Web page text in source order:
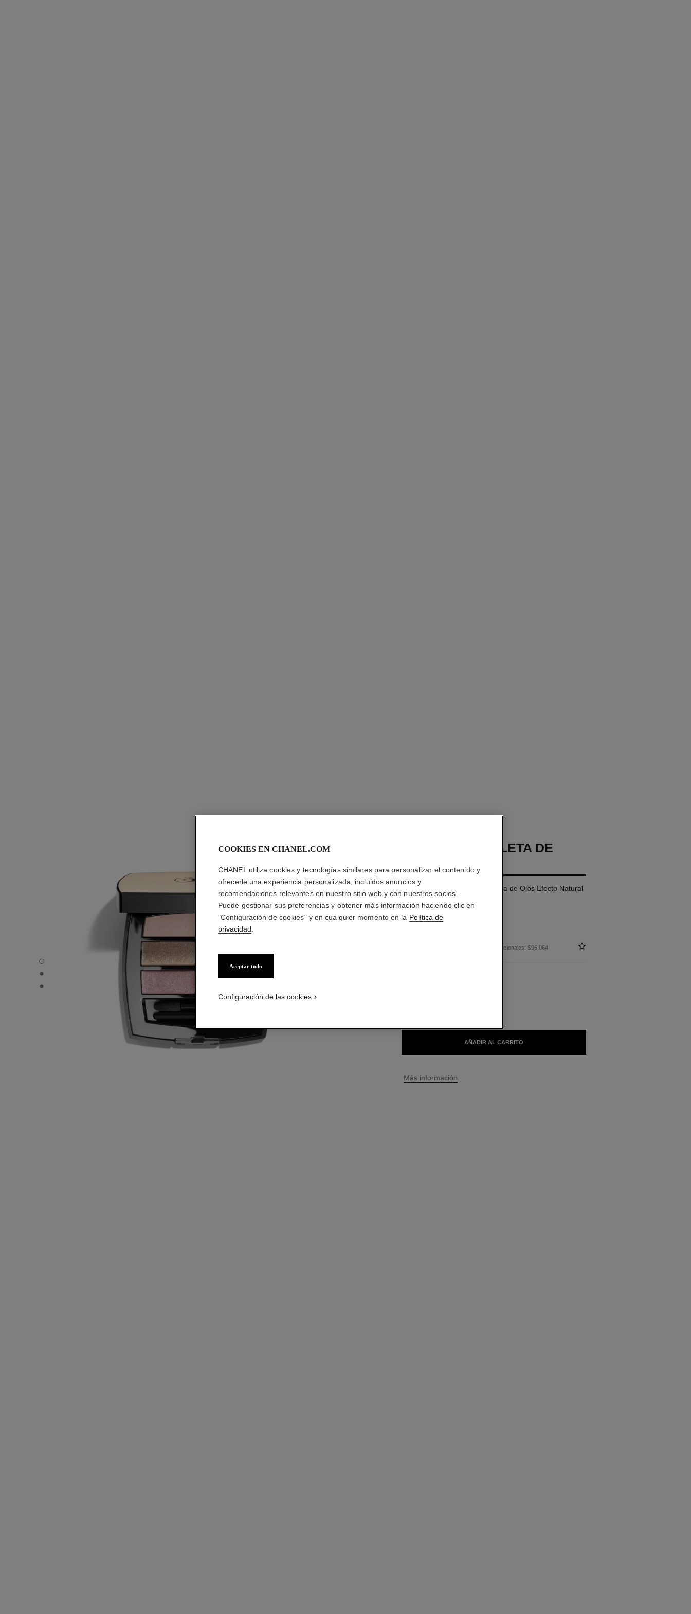
LES BEIGES PALETA DE OJOS - Vista por defecto
LES BEIGES PALETA DE OJOS - Vista alternativa 1
LES BEIGES PALETA DE OJOS - Vista de la textura básica
LES BEIGES PALETA DE
OJOS
Les Beiges Paleta de Ojospaleta de Ojos Efecto Natural
Y Radiante
Más información
precio sin impuestos nacionales: $96,064
AÑADIR AL CARRITO
↩
Más información
COOKIES EN CHANEL.COM
CHANEL utiliza cookies y tecnologías similares para personalizar el contenido y
ofrecerle una experiencia personalizada, incluidos anuncios y
recomendaciones relevantes en nuestro sitio web y con nuestros socios.
Puede gestionar sus preferencias y obtener más información haciendo clic en
"Configuración de cookies" y en cualquier momento en la Política de
privacidad
Aceptar todo
Configuración de las cookies